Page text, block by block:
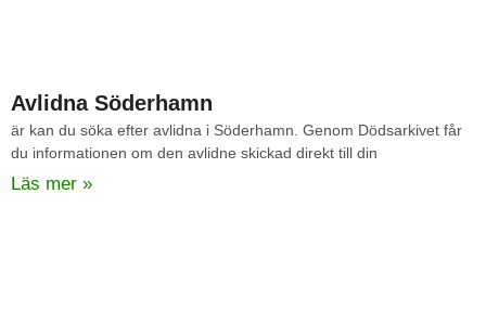
Avlidna Söderhamn​
är kan du söka efter avlidna i Söderhamn. Genom Dödsarkivet får
du informationen om den avlidne skickad direkt till din
Läs mer »